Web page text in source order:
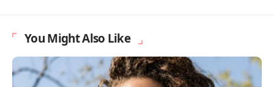
You Might Also Like